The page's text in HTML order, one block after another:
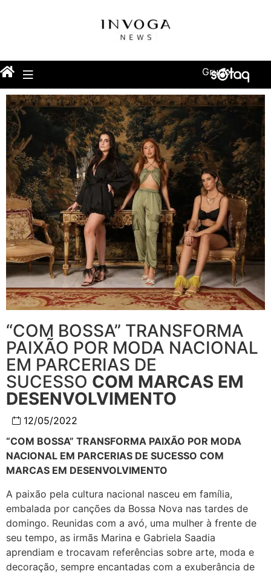
Grupo
“COM BOSSA” TRANSFORMA
PAIXÃO POR MODA NACIONAL
EM PARCERIAS DE
SUCESSO COM MARCAS EM
DESENVOLVIMENTO
12/05/2022
“COM BOSSA” TRANSFORMA PAIXÃO POR MODA
NACIONAL EM PARCERIAS DE SUCESSO COM
MARCAS EM DESENVOLVIMENTO
A paixão pela cultura nacional nasceu em família,
embalada por canções da Bossa Nova nas tardes de
domingo. Reunidas com a avó, uma mulher à frente de
seu tempo, as irmãs Marina e Gabriela Saadia
aprendiam e trocavam referências sobre arte, moda e
decoração, sempre encantadas com a exuberância de